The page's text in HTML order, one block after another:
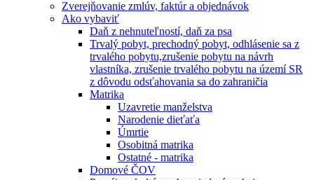
Zverejňovanie zmlúv, faktúr a objednávok
Ako vybaviť
Daň z nehnuteľností, daň za psa
Trvalý pobyt, prechodný pobyt, odhlásenie sa z
trvalého pobytu,zrušenie pobytu na návrh
vlastníka, zrušenie trvalého pobytu na území SR
z dôvodu odsťahovania sa do zahraničia
Matrika
Uzavretie manželstva
Narodenie dieťaťa
Úmrtie
Osobitná matrika
Ostatné - matrika
Domové ČOV